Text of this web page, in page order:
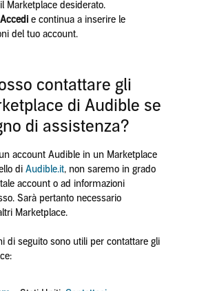
Marketplace desiderato.
Accedi e continua a inserire le
del tuo account.
contattare gli
di Audible se
di assistenza?
account Audible in un Marketplace
di Audible.it, non saremo in grado
account o ad informazioni
Sarà pertanto necessario
Marketplace.
di seguito sono utili per contattare gli